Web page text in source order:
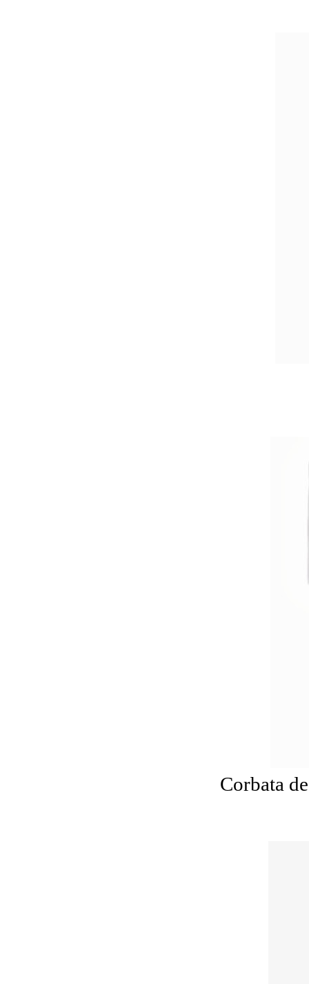
Corbata